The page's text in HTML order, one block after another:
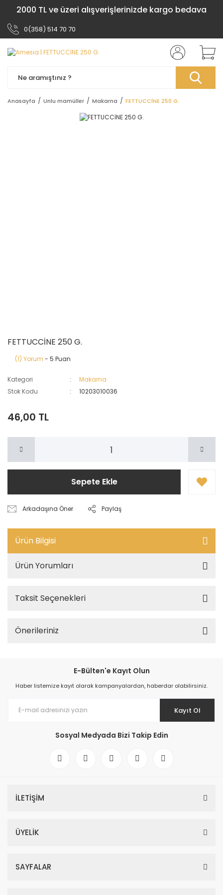
2000 TL ve üzeri alışverişlerinizde kargo bedava
0(358) 514 70 70
Anasayfa Unlu mamüller Makarna FETTUCCİNE 250 G.
FETTUCCİNE 250 G.
(1) Yorum - 5 Puan
Kategori
Makarna
Stok Kodu
10203010036
46,00 TL
Sepete Ekle
Arkadaşına Öner Paylaş
Ürün Bilgisi
Ürün Yorumları
Taksit Seçenekleri
Önerileriniz
E-Bülten'e Kayıt Olun
Haber listemize kayıt olarak kampanyalardan, haberdar olabilirsiniz.
Kayıt Ol
Sosyal Medyada Bizi Takip Edin
İLETİŞİM
ÜYELİK
SAYFALAR